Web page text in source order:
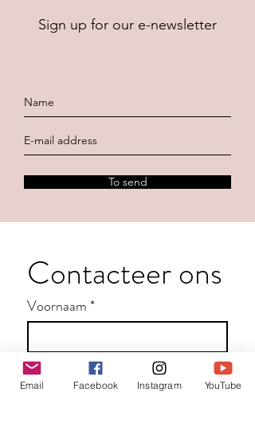
Sign up for our e-newsletter
To send
Contacteer ons
Voornaam*
Familienaam
Email Facebook Instagram YouTube